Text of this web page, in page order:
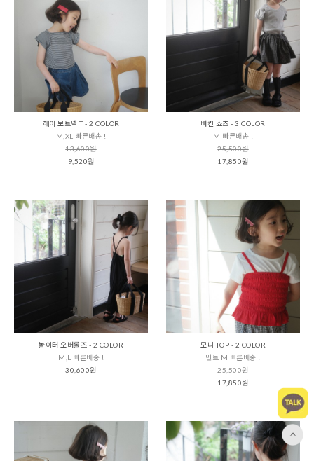
헤이 보트넥 T - 2 COLOR
M,XL 빠른배송 !
13,600원
9,520원
버킨 쇼츠 - 3 COLOR
M 빠른배송 !
25,500원
17,850원
놀이터 오버롤즈 - 2 COLOR
M,L 빠른배송 !
30,600원
모니 TOP - 2 COLOR
민트 M 빠른배송 !
25,500원
17,850원